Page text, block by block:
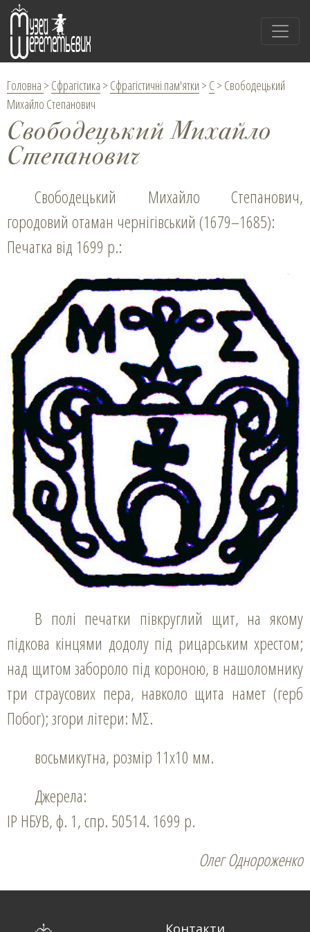
Головна > Сфрагістика > Сфрагістичні пам'ятки > С > Свободецький
Михайло Степанович
Свободецький Михайло
Степанович
Свободецький Михайло Степанович,
городовий отаман чернігівський (1679–1685):
Печатка від 1699 р.:
В полі печатки півкруглий щит, на якому
підкова кінцями додолу під рицарським хрестом;
над щитом забороло під короною, в нашоломнику
три страусових пера, навколо щита намет (герб
Побог); згори літери: МΣ.
восьмикутна, розмір 11х10 мм.
Джерела:
ІР НБУВ, ф. 1, спр. 50514. 1699 р.
Олег Однороженко
Контакти